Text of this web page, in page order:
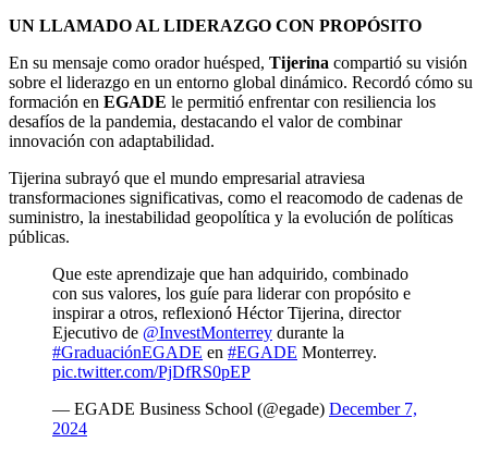
UN LLAMADO AL LIDERAZGO CON PROPÓSITO
En su mensaje como orador huésped, Tijerina compartió su visión
sobre el liderazgo en un entorno global dinámico. Recordó cómo su
formación en EGADE le permitió enfrentar con resiliencia los
desafíos de la pandemia, destacando el valor de combinar
innovación con adaptabilidad.
Tijerina subrayó que el mundo empresarial atraviesa
transformaciones significativas, como el reacomodo de cadenas de
suministro, la inestabilidad geopolítica y la evolución de políticas
públicas.
Que este aprendizaje que han adquirido, combinado
con sus valores, los guíe para liderar con propósito e
inspirar a otros, reflexionó Héctor Tijerina, director
Ejecutivo de @InvestMonterrey durante la
#GraduaciónEGADE en #EGADE Monterrey.
pic.twitter.com/PjDfRS0pEP
— EGADE Business School (@egade) December 7,
2024